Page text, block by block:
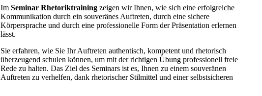
ImSeminar Rhetoriktraining zeigen wir Ihnen, wie sich eine erfolgreiche
Kommunikation durch ein souveränes Auftreten, durch eine sichere
Körpersprache und durch eine professionelle Form der Präsentation erlernen
lässt.
Sie erfahren, wie Sie Ihr Auftreten authentisch, kompetent und rhetorisch
überzeugend schulen können, um mit der richtigen Übung professionell freie
Rede zu halten. Das Ziel des Seminars ist es, Ihnen zu einem souveränen
Auftreten zu verhelfen, dank rhetorischer Stilmittel und einer selbstsicheren